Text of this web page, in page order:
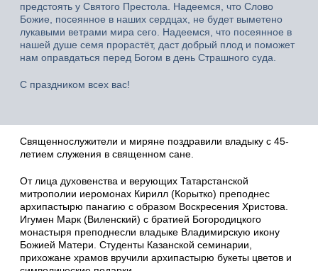
предстоять у Святого Престола. Надеемся, что Слово
Божие, посеянное в наших сердцах, не будет выметено
лукавыми ветрами мира сего. Надеемся, что посеянное в
нашей душе семя прорастёт, даст добрый плод и поможет
нам оправдаться перед Богом в день Страшного суда.
С праздником всех вас!
Священнослужители и миряне поздравили владыку с 45-
летием служения в священном сане.
От лица духовенства и верующих Татарстанской
митрополии иеромонах Кирилл (Корытко) преподнес
архипастырю панагию с образом Воскресения Христова.
Игумен Марк (Виленский) с братией Богородицкого
монастыря преподнесли владыке Владимирскую икону
Божией Матери. Студенты Казанской семинарии,
прихожане храмов вручили архипастырю букеты цветов и